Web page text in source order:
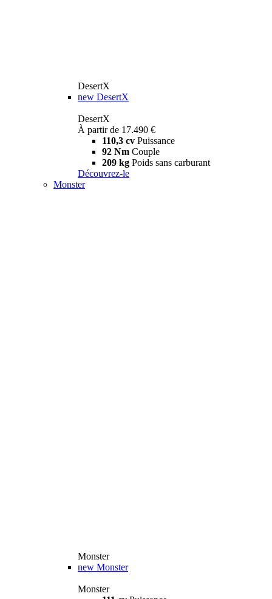
DesertX
new DesertX
DesertX
À partir de 17.490 €
110,3 cv Puissance
92 Nm Couple
209 kg Poids sans carburant
Découvrez-le
Monster
Monster
new Monster
Monster